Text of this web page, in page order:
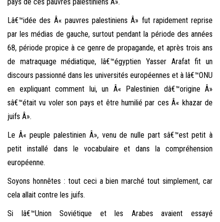
Lâ€™idée des Â« pauvres palestiniens Â» fut rapidement reprise
par les médias de gauche, surtout pendant la période des années
68, période propice à ce genre de propagande, et après trois ans
de matraquage médiatique, lâ€™égyptien Yasser Arafat fit un
discours passionné dans les universités européennes et à lâ€™ONU
en expliquant comment lui, un Â« Palestinien dâ€™origine Â»
sâ€™était vu voler son pays et être humilié par ces Â« khazar de
juifs Â».
Le Â« peuple palestinien Â», venu de nulle part sâ€™est petit à
petit installé dans le vocabulaire et dans la compréhension
européenne.
Soyons honnêtes : tout ceci a bien marché tout simplement, car
cela allait contre les juifs.
Si lâ€™Union Soviétique et les Arabes avaient essayé